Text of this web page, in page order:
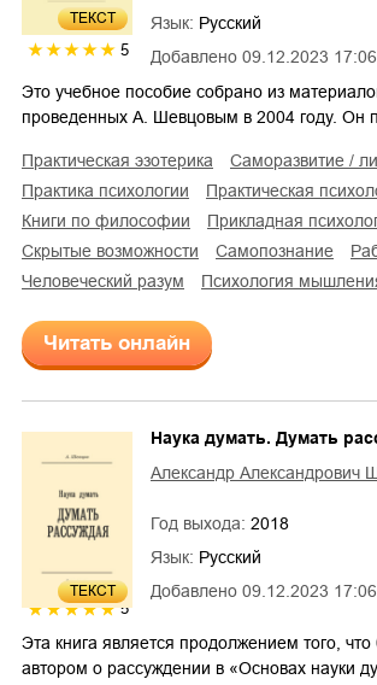
ТЕКСТ
5 Добавлено 09.12.2023 17:06
Язык: Русский
Это учебное пособие собрано из
проведенных А. Шевцовым в 2004 году. Он
практическая эзотерика
саморазвитие /
практика психологии
практическая
книги по философии
прикладная
скрытые возможности
самопознание
человеческий разум
психология
Читать онлайн
ТЕКСТ
5
Добавлено 09.12.2023 17:06
Наука думать. Думать
Александр Александрович
Год выхода: 2018
Язык: Русский
Эта книга является продолжением того,
автором о рассуждении в «Основах науки